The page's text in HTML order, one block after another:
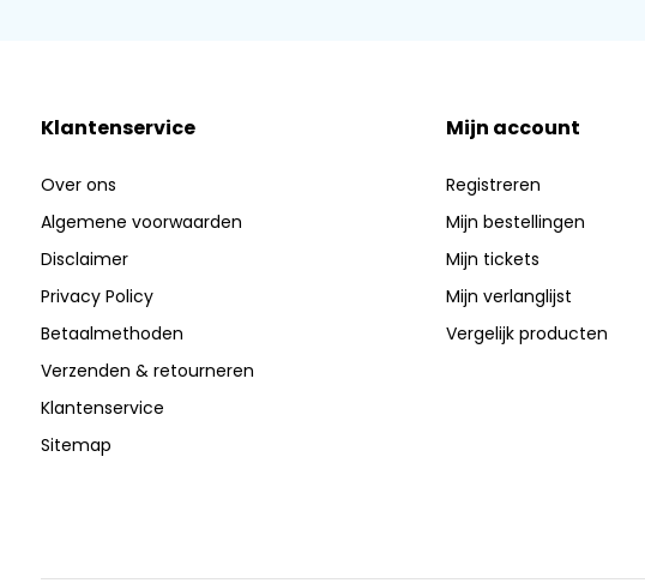
Klantenservice
Over ons
Algemene voorwaarden
Disclaimer
Privacy Policy
Betaalmethoden
Verzenden & retourneren
Klantenservice
Sitemap
Mijn account
Registreren
Mijn bestellingen
Mijn tickets
Mijn verlanglijst
Vergelijk producten